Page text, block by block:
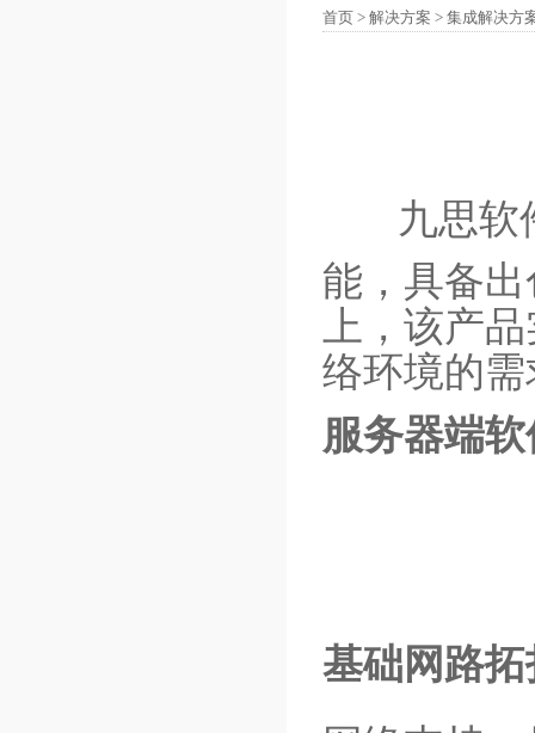
首页 > 解决方案 > 集成解决方
九思软
能，具备
上，该产
络环境的
服务器端
基础网路拓